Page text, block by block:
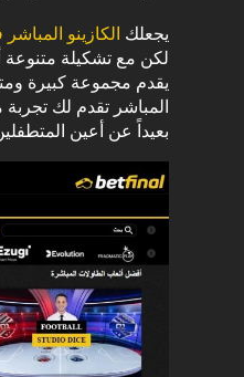
يجعلك الكازينو
لكن مع تشكيلة متنوعة
المباشر تقدم لك تجربة
بعيداً عن أعين